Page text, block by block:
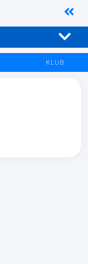
KLUB